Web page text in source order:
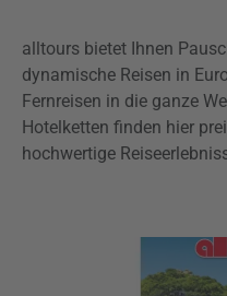
alltours bietet Ihnen
dynamische Reisen in
Fernreisen in die ganze
Hotelketten finden hier
hochwertige